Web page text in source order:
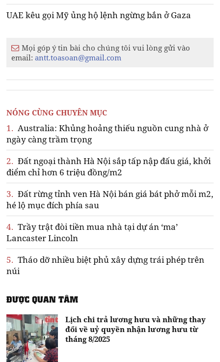
UAE kêu gọi Mỹ ủng hộ lệnh ngừng bắn ở Gaza
Mọi góp ý tin bài cho chúng tôi vui lòng gửi vào
email:antt.toasoan@gmail.com
NÓNG CÙNG CHUYÊN MỤC
1. Australia: Khủng hoảng thiếu nguồn cung nhà ở
ngày càng trầm trọng
2. Đất ngoại thành Hà Nội sắp tấp nập đấu giá, khởi
điểm chỉ hơn 6 triệu đồng/m2
3. Đất rừng tỉnh ven Hà Nội bán giá bát phở mỗi m2,
hé lộ mục đích phía sau
4. Trầy trật đòi tiền mua nhà tại dự án ‘ma’
Lancaster Lincoln
5. Tháo dỡ nhiều biệt phủ xây dựng trái phép trên
núi
ĐƯỢC QUAN TÂM
Lịch chi trả lương hưu và những thay
đổi về uỷ quyền nhận lương hưu từ
tháng 8/2025